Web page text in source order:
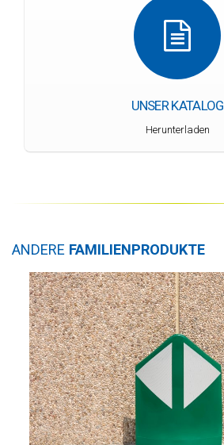
UNSER KATALOG
Herunterladen
ANDERE FAMILIENPRODUKTE